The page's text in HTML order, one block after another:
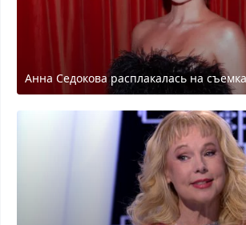
Анна Седокова расплакалась на